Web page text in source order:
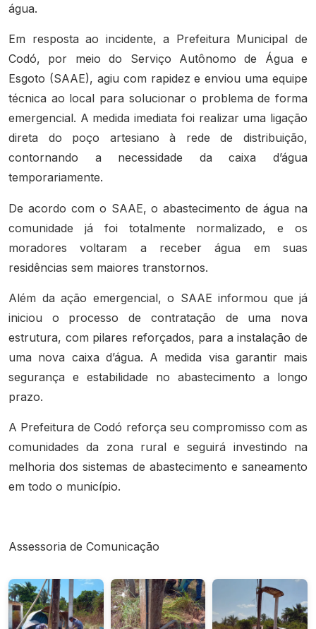
água.
Em resposta ao incidente, a Prefeitura Municipal de
Codó, por meio do Serviço Autônomo de Água e
Esgoto (SAAE), agiu com rapidez e enviou uma equipe
técnica ao local para solucionar o problema de forma
emergencial. A medida imediata foi realizar uma ligação
direta do poço artesiano à rede de distribuição,
contornando a necessidade da caixa d’água
temporariamente.
De acordo com o SAAE, o abastecimento de água na
comunidade já foi totalmente normalizado, e os
moradores voltaram a receber água em suas
residências sem maiores transtornos.
Além da ação emergencial, o SAAE informou que já
iniciou o processo de contratação de uma nova
estrutura, com pilares reforçados, para a instalação de
uma nova caixa d’água. A medida visa garantir mais
segurança e estabilidade no abastecimento a longo
prazo.
A Prefeitura de Codó reforça seu compromisso com as
comunidades da zona rural e seguirá investindo na
melhoria dos sistemas de abastecimento e saneamento
em todo o município.
Assessoria de Comunicação